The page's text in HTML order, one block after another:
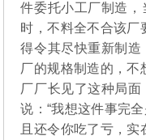
件委托小工厂制造
时，不料全不合该厂
得令其尽快重新制造
厂的规格制造的，不
厂厂长见了这种局面
说：“我想这件事完
且还令你吃了亏，实